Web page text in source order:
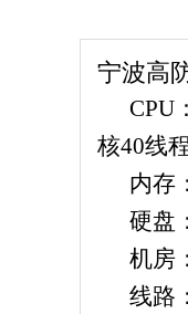
宁波高
CPU
核40线
内存
硬盘
机房
线路